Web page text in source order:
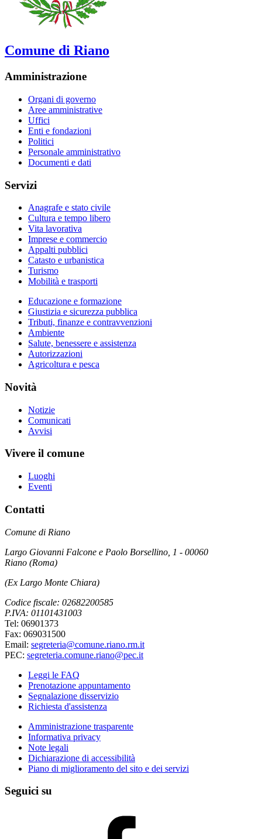
Comune di Riano
Amministrazione
Organi di governo
Aree amministrative
Uffici
Enti e fondazioni
Politici
Personale amministrativo
Documenti e dati
Servizi
Anagrafe e stato civile
Cultura e tempo libero
Vita lavorativa
Imprese e commercio
Appalti pubblici
Catasto e urbanistica
Turismo
Mobilità e trasporti
Educazione e formazione
Giustizia e sicurezza pubblica
Tributi, finanze e contravvenzioni
Ambiente
Salute, benessere e assistenza
Autorizzazioni
Agricoltura e pesca
Novità
Notizie
Comunicati
Avvisi
Vivere il comune
Luoghi
Eventi
Contatti
Comune di Riano
Largo Giovanni Falcone e Paolo Borsellino, 1 - 00060
Riano (Roma)
(Ex Largo Monte Chiara)
Codice fiscale: 02682200585
P.IVA: 01101431003
Tel: 06901373
Fax: 069031500
Email: segreteria@comune.riano.rm.it
PEC: segreteria.comune.riano@pec.it
Leggi le FAQ
Prenotazione appuntamento
Segnalazione disservizio
Richiesta d'assistenza
Amministrazione trasparente
Informativa privacy
Note legali
Dichiarazione di accessibilità
Piano di miglioramento del sito e dei servizi
Seguici su